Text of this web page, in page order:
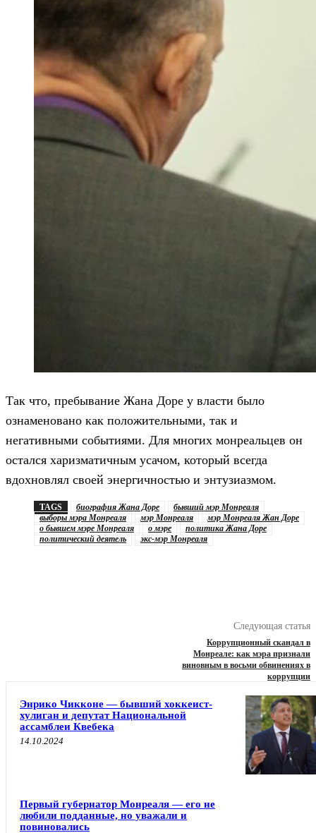
Так что, пребывание Жана Доре у власти было
ознаменовано как положительными, так и
негативными событиями. Для многих монреальцев он
остался харизматичным усачом, который всегда
вдохновлял своей энергичностью и энтузиазмом.
TAGS биография Жана Доре
бывший мэр Монреаля
выборы мэра Монреаля
мэр Монреаля
мэр Монреаля Жан Доре
о бывшем мэре Монреаля
о мэре
политика Жана Доре
политический деятель
экс-мэр Монреаля
Следующая статья
Коррупционный скандал в
Монреале: как мэра признали
виновным в восьми обвинениях в
коррупции
Энрико Чикконе — бывший хоккеист-
хулиган и депутат Национальной
ассамблеи Квебека
14.10.2024
Первый губернатор Монреаля — его не
любили подданные, но уважали и
повиновались